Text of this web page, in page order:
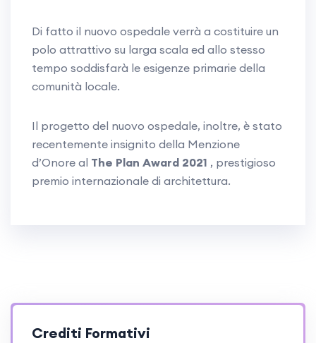
Di fatto il nuovo ospedale verrà a costituire un
polo attrattivo su larga scala ed allo stesso
tempo soddisfarà le esigenze primarie della
comunità locale.
Il progetto del nuovo ospedale, inoltre, è stato
recentemente insignito della Menzione
d’Onore al The Plan Award 2021 , prestigioso
premio internazionale di architettura.
Crediti Formativi